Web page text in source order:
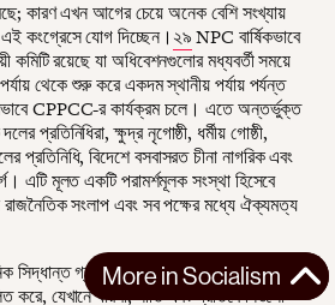
কারণ এখন আগের চেয়ে অনেক বেশি সংখ্যায়
কংগ্রেসে যোগ দিচ্ছেন। ২৯NPC বার্ষিকভাবে
কমিটি রয়েছে যা অধিবেশনগুলোর মধ্যবর্তী সময়ে
থেকে শুরু করে একদম স্থানীয় পর্যায় পর্যন্ত
CPPCC-র কার্যক্রম চলে। এতে অন্তর্ভুক্ত
প্রতিনিধিরা, ক্ষুদ্র নৃগোষ্ঠী, ধর্মীয় গোষ্ঠী,
প্রতিনিধি, বিদেশে বসবাসরত চীনা নাগরিক এবং
এটি মূলত একটি পরামর্শমূলক সংস্থা হিসেবে
সংলাপ এবং সব পক্ষের মধ্যে ঐক্যমত্য
সিদ্ধান্ত গ্রহণই “মাস লাইন বা জনমুখী ধারা”
করে, যেখানে ধারণা, নীতি এবং প্রতিবেদনগুলো
More inSocialism